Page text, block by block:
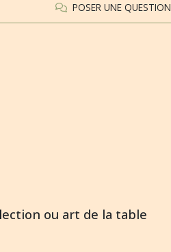
POSER UNE QUESTION
ou art de la table